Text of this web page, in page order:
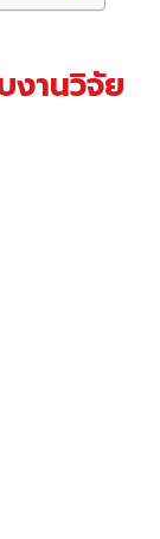
านวิจัย